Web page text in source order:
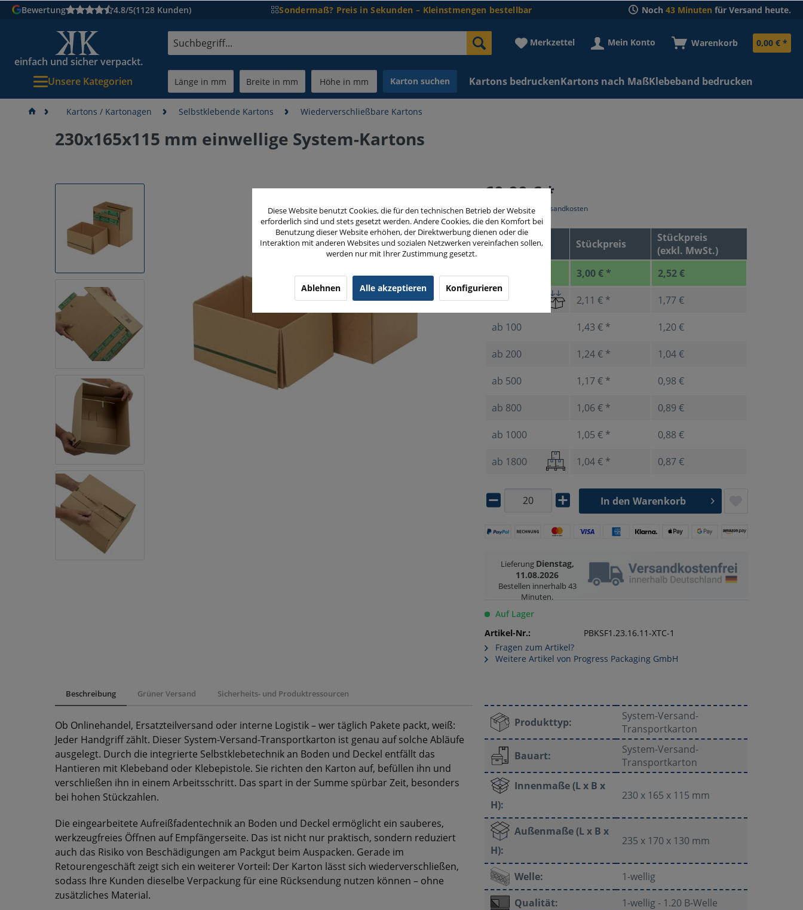
Bewertung 4.8/5(1128 Kunden) Sondermaß? Preis in Sekunden – Kleinstmengen bestellbar Noch 43 Minuten für Versand heute.
einfach und sicher verpackt.
Merkzettel Mein Konto Warenkorb 0,00 € *
Unsere Kategorien Karton suchen Kartons bedruckenKartons nach MaßKlebeband bedrucken
Kartons / Kartonagen Selbstklebende Kartons Wiederverschließbare Kartons
230x165x115 mm einwellige System-Kartons
60,00 € *
Menge Stückpreis
Stückpreis
(exkl. MwSt.)
ab20 3,00 € * 2,52 €
ab40 2,11 € * 1,77 €
ab 100 1,43 € * 1,20 €
ab 200 1,24 € * 1,04 €
ab 500 1,17 € * 0,98 €
ab 800 1,06 € * 0,89 €
ab 1000 1,05 € * 0,88 €
ab 1800 1,04 € * 0,87 €
inkl. MwSt.zzgl. Versandkosten
Lieferung Dienstag,
11.08.2026
Bestellen innerhalb 43
Minuten.
In den Warenkorb
Auf Lager
Artikel-Nr.:
PBKSF1.23.16.11-XTC-1
Fragen zum Artikel?
Weitere Artikel von Progress Packaging GmbH
Beschreibung Grüner Versand Sicherheits- und Produktressourcen
Ob Onlinehandel, Ersatzteilversand oder interne Logistik – wer täglich Pakete packt, weiß:
Jeder Handgriff zählt. Dieser System-Versand-Transportkarton ist genau auf solche Abläufe
ausgelegt. Durch die integrierte Selbstklebetechnik an Boden und Deckel entfällt das
Hantieren mit Klebeband oder Klebepistole. Sie richten den Karton auf, befüllen ihn und
verschließen ihn in einem Arbeitsschritt. Das spart in der Summe spürbar Zeit, besonders
bei hohen Stückzahlen.
Die eingearbeitete Aufreißfadentechnik an Boden und Deckel ermöglicht ein sauberes,
werkzeugfreies Öffnen auf Empfängerseite. Das ist nicht nur praktisch, sondern reduziert
auch das Risiko von Beschädigungen am Packgut beim Auspacken. Gerade im
Retourengeschäft zeigt sich ein weiterer Vorteil: Der Karton lässt sich wiederverschließen,
sodass Ihre Kunden dieselbe Verpackung für eine Rücksendung nutzen können – ohne
zusätzliches Material.
Produkttyp:
System-Versand-
Transportkarton
Bauart:
System-Versand-
Transportkarton
Innenmaße (L x B x
H):
230 x 165 x 115 mm
Außenmaße (L x B x
H):
235 x 170 x 130 mm
Welle:
1-wellig
Qualität:
1-wellig - 1.20 B-Welle
Diese Website benutzt Cookies, die für den technischen Betrieb der Website
erforderlich sind und stets gesetzt werden. Andere Cookies, die den Komfort bei
Benutzung dieser Website erhöhen, der Direktwerbung dienen oder die
Interaktion mit anderen Websites und sozialen Netzwerken vereinfachen sollen,
werden nur mit Ihrer Zustimmung gesetzt.
Ablehnen Alle akzeptieren Konfigurieren